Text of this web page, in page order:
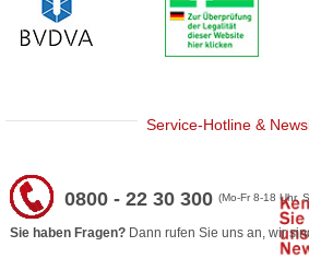
Service-Hotline &
0800 - 22 30 300(Mo-Fr 8-18 Uhr,
Sie haben Fragen? Dann rufen Sie uns an, wir